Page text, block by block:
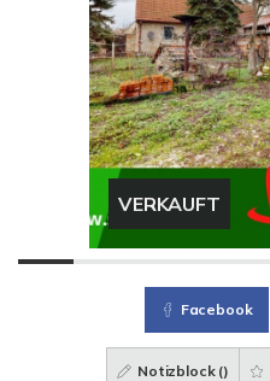
VERKAUFT
Facebook
Notizblock ()